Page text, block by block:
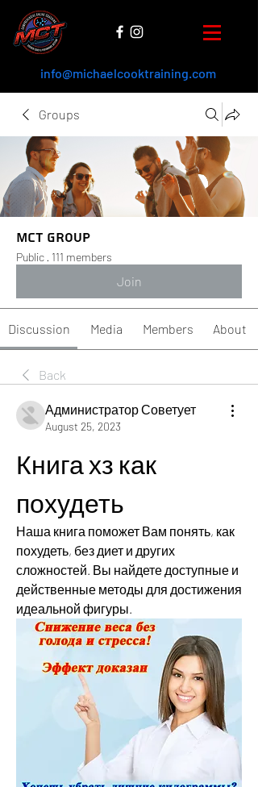
info@michaelcooktraining.com
Groups
MCT Group
Public · 111 members
Join
Discussion Media Members About
Back
Администратор Советует
August 25, 2023
Книга хз как
похудеть
Наша книга поможет Вам понять, как
похудеть, без диет и других
сложностей. Вы найдете доступные и
действенные методы для достижения
идеальной фигуры.